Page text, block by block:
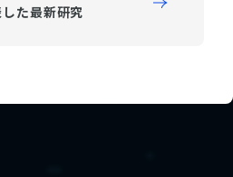
た最新研究